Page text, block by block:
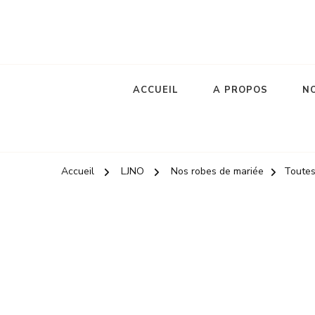
ACCUEIL A PROPOS
Accueil LJNO Nos robes de mariée